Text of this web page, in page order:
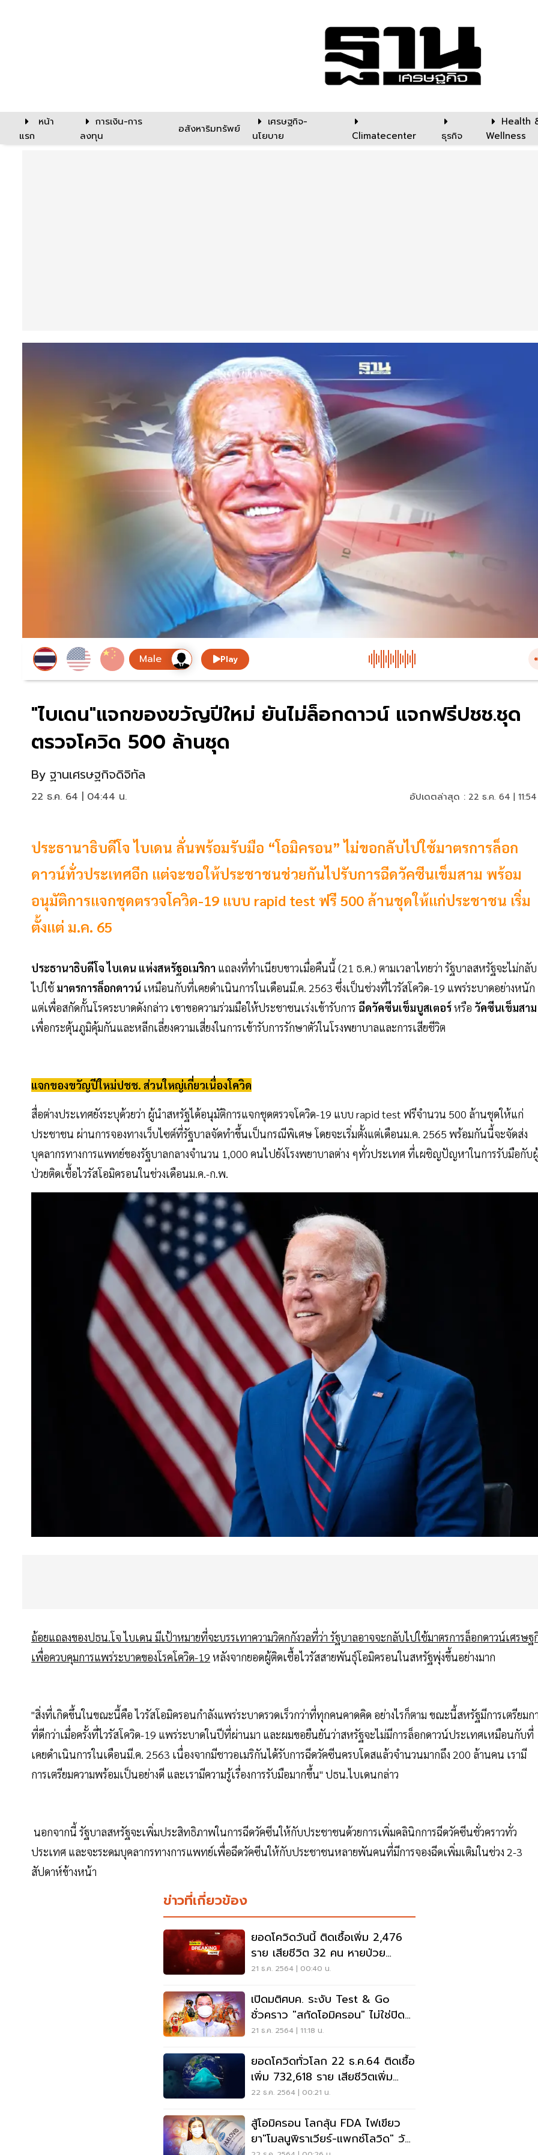
หน้า
แรก
การเงิน-การ
ลงทุน
อสังหาริมทรัพย์
เศรษฐกิจ-
นโยบาย
Climatecenter ธุรกิจ
Health
Wellness
Play
"ไบเดน"แจกของขวัญปีใหม่ ยันไม่ล็อกดาวน์ แจกฟรีปชช.ชุด
ตรวจโควิด 500 ล้านชุด
By ฐานเศรษฐกิจดิจิทัล
22 ธ.ค. 64 | 04:44 น. อัปเดตล่าสุด : 22 ธ.ค. 64 |
ประธานาธิบดีโจ ไบเดน ลั่นพร้อมรับมือ “โอมิครอน” ไม่ขอกลับไปใช้มาตรการล็อก
ดาวน์ทั่วประเทศอีก แต่จะขอให้ประชาชนช่วยกันไปรับการฉีดวัคซีนเข็มสาม พร้อม
อนุมัติการแจกชุดตรวจโควิด-19 แบบ rapid test ฟรี 500 ล้านชุดให้แก่ประชาชน เริ่ม
ตั้งแต่ ม.ค. 65
ประธานาธิบดีโจ ไบเดน แห่งสหรัฐอเมริกา แถลงที่ทำเนียบขาวเมื่อคืนนี้ (21 ธ.ค.) ตามเวลาไทยว่า รัฐบาลสหรัฐจะไม่กลับ
ไปใช้มาตรการล็อกดาวน์ เหมือนกับที่เคยดำเนินการในเดือนมี.ค. 2563 ซึ่งเป็นช่วงที่ไวรัสโควิด-19 แพร่ระบาดอย่างหนัก
แต่เพื่อสกัดกั้นโรคระบาดดังกล่าว เขาขอความร่วมมือให้ประชาชนเร่งเข้ารับการ ฉีดวัคซีนเข็มบูสเตอร์หรือ วัคซีนเข็มสาม
เพื่อกระตุ้นภูมิคุ้มกันและหลีกเลี่ยงความเสี่ยงในการเข้ารับการรักษาตัวในโรงพยาบาลและการเสียชีวิต
แจกของขวัญปีใหม่ปชช. ส่วนใหญ่เกี่ยวเนื่องโควิด
สื่อต่างประเทศยังระบุด้วยว่า ผู้นำสหรัฐได้อนุมัติการแจกชุดตรวจโควิด-19 แบบ rapid test ฟรีจำนวน 500 ล้านชุดให้แก่
ประชาชน ผ่านการจองทางเว็บไซต์ที่รัฐบาลจัดทำขึ้นเป็นกรณีพิเศษ โดยจะเริ่มตั้งแต่เดือนม.ค. 2565 พร้อมกันนี้จะจัดส่ง
บุคลากรทางการแพทย์ของรัฐบาลกลางจำนวน 1,000 คนไปยังโรงพยาบาลต่าง ๆทั่วประเทศ ที่เผชิญปัญหาในการรับมือกับ
ป่วยติดเชื้อไวรัสโอมิครอนในช่วงเดือนม.ค.-ก.พ.
ถ้อยแถลงของปธน.โจ ไบเดน มีเป้าหมายที่จะบรรเทาความวิตกกังวลที่ว่า รัฐบาลอาจจะกลับไปใช้มาตรการล็อกดาวน์เศรษฐ
เพื่อควบคุมการแพร่ระบาดของโรคโควิด-19 หลังจากยอดผู้ติดเชื้อไวรัสสายพันธุ์โอมิครอนในสหรัฐพุ่งขึ้นอย่างมาก
"สิ่งที่เกิดขึ้นในขณะนี้คือ ไวรัสโอมิครอนกำลังแพร่ระบาดรวดเร็วกว่าที่ทุกคนคาดคิด อย่างไรก็ตาม ขณะนี้สหรัฐมีการเตรียมก
ที่ดีกว่าเมื่อครั้งที่ไวรัสโควิด-19 แพร่ระบาดในปีที่ผ่านมา และผมขอยืนยันว่าสหรัฐจะไม่มีการล็อกดาวน์ประเทศเหมือนกับที่
เคยดำเนินการในเดือนมี.ค. 2563 เนื่องจากมีชาวอเมริกันได้รับการฉีดวัคซีนครบโดสแล้วจำนวนมากถึง 200 ล้านคน เรามี
การเตรียมความพร้อมเป็นอย่างดี และเรามีความรู้เรื่องการรับมือมากขึ้น" ปธน.ไบเดนกล่าว
นอกจากนี้ รัฐบาลสหรัฐจะเพิ่มประสิทธิภาพในการฉีดวัคซีนให้กับประชาชนด้วยการเพิ่มคลินิกการฉีดวัคซีนชั่วคราวทั่ว
ประเทศ และจะระดมบุคลากรทางการแพทย์เพื่อฉีดวัคซีนให้กับประชาชนหลายพันคนที่มีการจองฉีดเพิ่มเติมในช่วง 2-3
สัปดาห์ข้างหน้า
ข่าวที่เกี่ยวข้อง
ยอดโควิดวันนี้ ติดเชื้อเพิ่ม 2,476
ราย เสียชีวิต 32 คน หายป่วย
3,649 ราย
21 ธ.ค. 2564 | 00:40 น.
เปิดมติศบค. ระงับ Test & Go
ชั่วคราว "สกัดโอมิครอน" ไม่ใช่ปิด
ประเทศ
21 ธ.ค. 2564 | 11:18 น.
ยอดโควิดทั่วโลก 22 ธ.ค.64 ติดเชื้อ
เพิ่ม 732,618 ราย เสียชีวิตเพิ่ม
6,919 ราย
22 ธ.ค. 2564 | 00:21 น.
สู้โอมิครอน โลกลุ้น FDA ไฟเขียว
ยา"โมลนูพิราเวียร์-แพกซ์โลวิด" วัน